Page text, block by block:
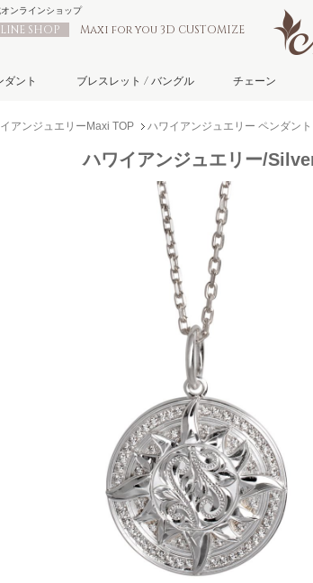
SHOP Maxi for you 3D CUSTOMIZE
ンラインショップ
ント ブレスレット / バングル チェーン
アンジュエリーMaxi TOP ハワイアンジュエリー ペンダン
ハワイアンジュエリー/